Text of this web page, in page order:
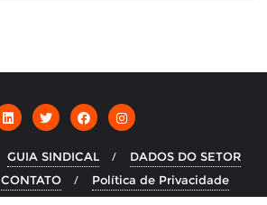
GUIA SINDICAL
DADOS DO SETOR
CONTATO Política de Privacidade